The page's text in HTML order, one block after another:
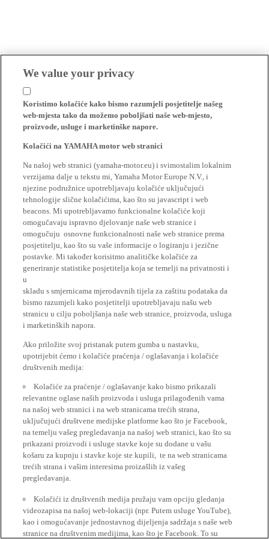
We value your privacy
Koristimo kolačiće kako bismo razumjeli posjetitelje našeg
web-mjesta tako da možemo poboljšati naše web-mjesto,
proizvode, usluge i marketinške napore.
Kolačići na YAMAHA motor web stranici
Na našoj web stranici (yamaha-motor.eu) i svimostalim lokalnim
verzijama dalje u tekstu mi, Yamaha Motor Europe N.V., i
njezine podružnice upotrebljavaju kolačiće uključujući
tehnologije slične kolačićima, kao što su javascript i web
beacons. Mi upotrebljavamo funkcionalne kolačiće koji
omogučavaju ispravno djelovanje naše web stranice i
omogučuju osnovne funkcionalnosti naše web stranice prema
posjetitelju, kao što su vaše informacije o logiranju i jezične
postavke. Mi također korisitmo analitičke kolačiće za
generiranje statistike posjetitelja koja se temelji na privatnosti i
u
skladu s smjernicama mjerodavnih tijela za zaštitu podataka da
bismo razumjeli kako posjetitelji upotrebljavaju našu web
stranicu u cilju poboljšanja naše web stranice, proizvoda, usluga
i marketinških napora.
Ako priložite svoj pristanak putem gumba u nastavku,
upotrijebit ćemo i kolačiće praćenja / oglašavanja i kolačiće
društvenih medija:
Kolačiće za praćenje / oglašavanje kako bismo prikazali
relevantne oglase naših proizvoda i usluga prilagođenih vama
na našoj web stranici i na web stranicama trećih strana,
uključujući društvene medijske platforme kao što je Facebook,
na temelju vašeg pregledavanja na našoj web stranici, kao što su
prikazani proizvodi i usluge stavke koje su dodane u vašu
košaru za kupnju i stavke koje ste kupili, te na web stranicama
trećih strana i vašim interesima proizašlih iz vašeg
pregledavanja.
Kolačići iz društvenih medija pružaju vam opciju gledanja
videozapisa na našoj web-lokaciji (npr. Putem usluge YouTube),
kao i omogućavanje jednostavnog dijeljenja sadržaja s naše web
stranice na društvenim medijima, kao što je Facebook. To su